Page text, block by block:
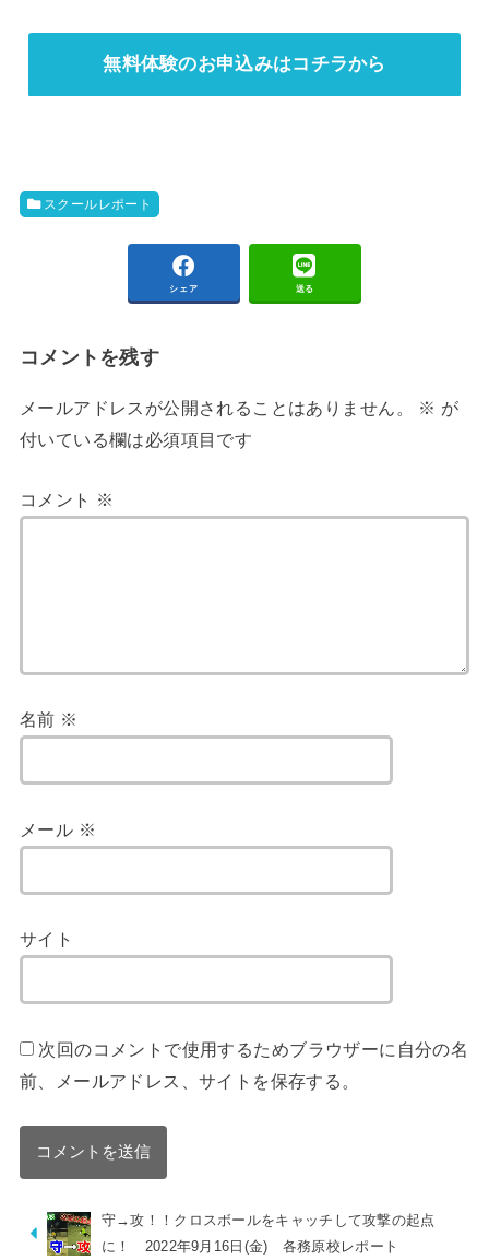
無料体験のお申込みはコチラから
スクールレポート
シェア 送る
コメントを残す
メールアドレスが公開されることはありません。 ※ が
付いている欄は必須項目です
コメント ※
名前 ※
メール ※
サイト
次回のコメントで使用するためブラウザーに自分の名
前、メールアドレス、サイトを保存する。
守→攻！！クロスボールをキャッチして攻撃の起点
に！ 2022年9月16日(金) 各務原校レポート